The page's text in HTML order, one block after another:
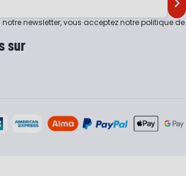
newsletter, vous acceptez notrepolitique de
sur